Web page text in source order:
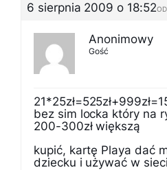
6 sierpnia 2009 o 18:52
Anonimowy
Gość
bez sim locka który na
200-300zł większą
kupić, kartę Playa dać
dziecku i używać w